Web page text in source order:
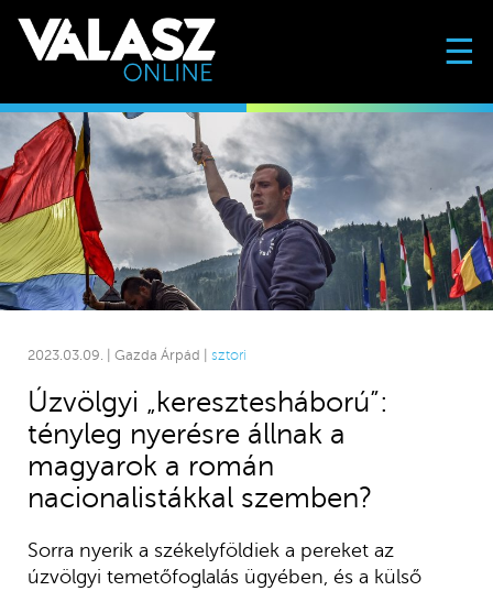
☰
2023.03.09. | Gazda Árpád | sztori
Úzvölgyi „keresztesháború”:
tényleg nyerésre állnak a
magyarok a román
nacionalistákkal szemben?
Sorra nyerik a székelyföldiek a pereket az
úzvölgyi temetőfoglalás ügyében, és a külső